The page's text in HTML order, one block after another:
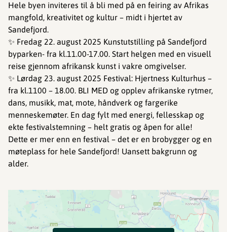
Hele byen inviteres til å bli med på en feiring av Afrikas
mangfold, kreativitet og kultur – midt i hjertet av
Sandefjord.
✨ Fredag 22. august 2025 Kunstutstilling på Sandefjord
byparken- fra kl.11.00-17.00. Start helgen med en visuell
reise gjennom afrikansk kunst i vakre omgivelser.
✨ Lørdag 23. august 2025 Festival: Hjertness Kulturhus –
fra kl.1100 – 18.00. BLI MED og opplev afrikanske rytmer,
dans, musikk, mat, mote, håndverk og fargerike
menneskemøter. En dag fylt med energi, fellesskap og
ekte festivalstemning – helt gratis og åpen for alle!
Dette er mer enn en festival – det er en brobygger og en
møteplass for hele Sandefjord! Uansett bakgrunn og
alder.